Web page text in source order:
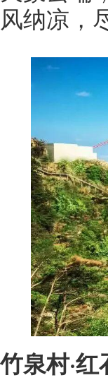
风纳凉，
竹泉村·